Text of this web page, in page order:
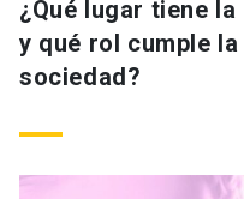
¿Qué lugar tiene
y qué rol cumple
sociedad?